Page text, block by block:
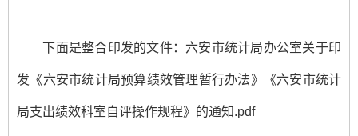
下面是整合印发的文件： 六安市统计局办公室关于印
发《六安市统计局预算绩效管理暂行办法》《六安市统计
局支出绩效科室自评操作规程》的通知.pdf